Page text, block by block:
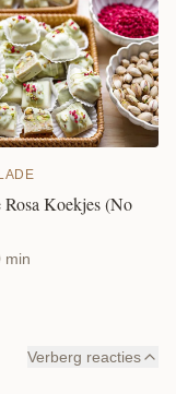
Rosa Koekjes (No
min
Verberg reacties